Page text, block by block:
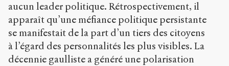
aucun leader politique. Rétrospectivement, il
apparaît qu’une méfiance politique persistante
se manifestait de la part d’un tiers des citoyens
à l’égard des personnalités les plus visibles. La
décennie gaulliste a généré une polarisation